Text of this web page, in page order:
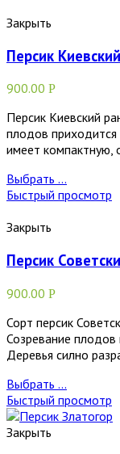
Закрыть
Персик
900.00 Р
Персик Киевский
плодов
имеет компактную,
Выбрать ...
Быстрый просмотр
Закрыть
Персик
900.00 Р
Сорт персик
Созревание плодов
Деревья силно
Выбрать ...
Быстрый просмотр
Закрыть